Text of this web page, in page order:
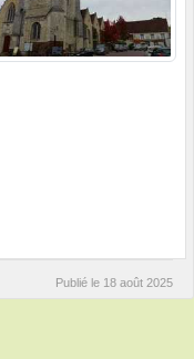
Publié le 18 août 2025